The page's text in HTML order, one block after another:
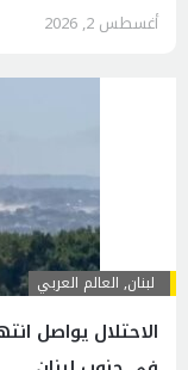
أغسطس 2, 2026
لبنان, العالم العربي
الاحتلال يواصل